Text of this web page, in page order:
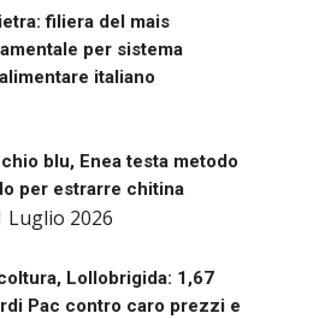
filiera del mais
per sistema
italiano
blu, Enea testa metodo
per estrarre chitina
Luglio 2026
Lollobrigida: 1,67
Pac contro caro prezzi e